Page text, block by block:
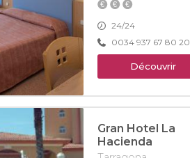
24/24
0034 937 67 80 20
Découvrir
Gran Hotel La
Hacienda